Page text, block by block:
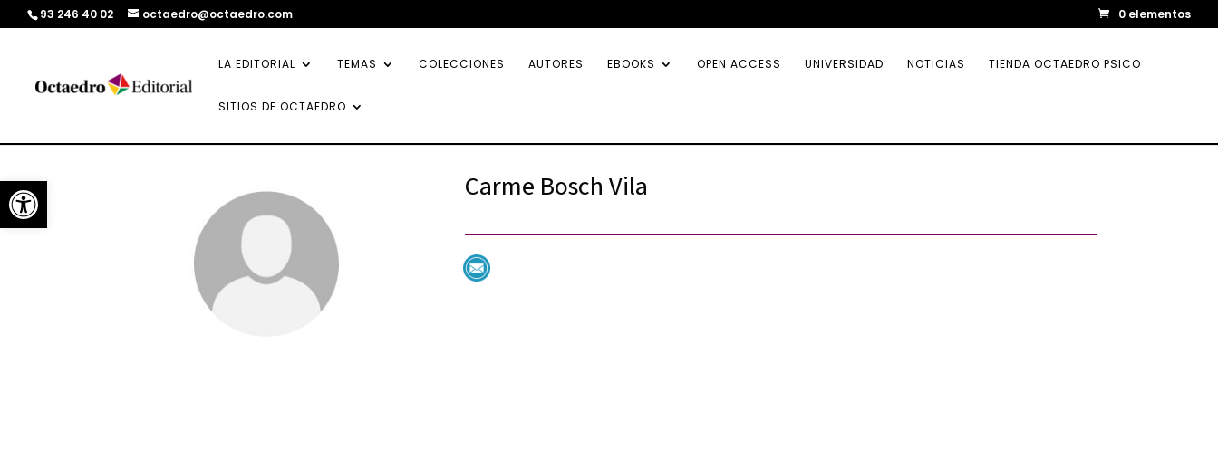
Abrir barra de herramientas
93 246 40 02 octaedro@octaedro.com 0 elementos
LA EDITORIAL TEMAS COLECCIONES AUTORES EBOOKS OPEN ACCESS UNIVERSIDAD NOTICIAS TIENDA OCTAEDRO PSICO
SITIOS DE OCTAEDRO
Carme Bosch Vila